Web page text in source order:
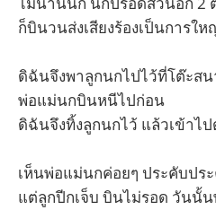
ก็บินวนส่งเสียงร้องเป็นการใ
ดิฉันจึงพาลูกนกไปไว้ที่โต๊ะส
พ่อแม่นกบินหนีไปก่อน
ดิฉันจึงทิ้งลูกนกไว้ แล้วเข้าไ
เห็นพ่อแม่นกค่อยๆ ประคับปร
แต่ลูกปีกเจ็บ บินไม่รอด วันนั้